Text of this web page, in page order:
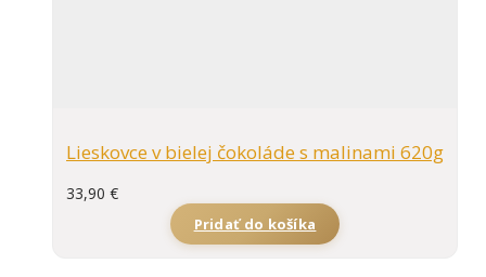
Lieskovce v bielej čokoláde s malinami 620g
33,90 €
Pridať do košíka